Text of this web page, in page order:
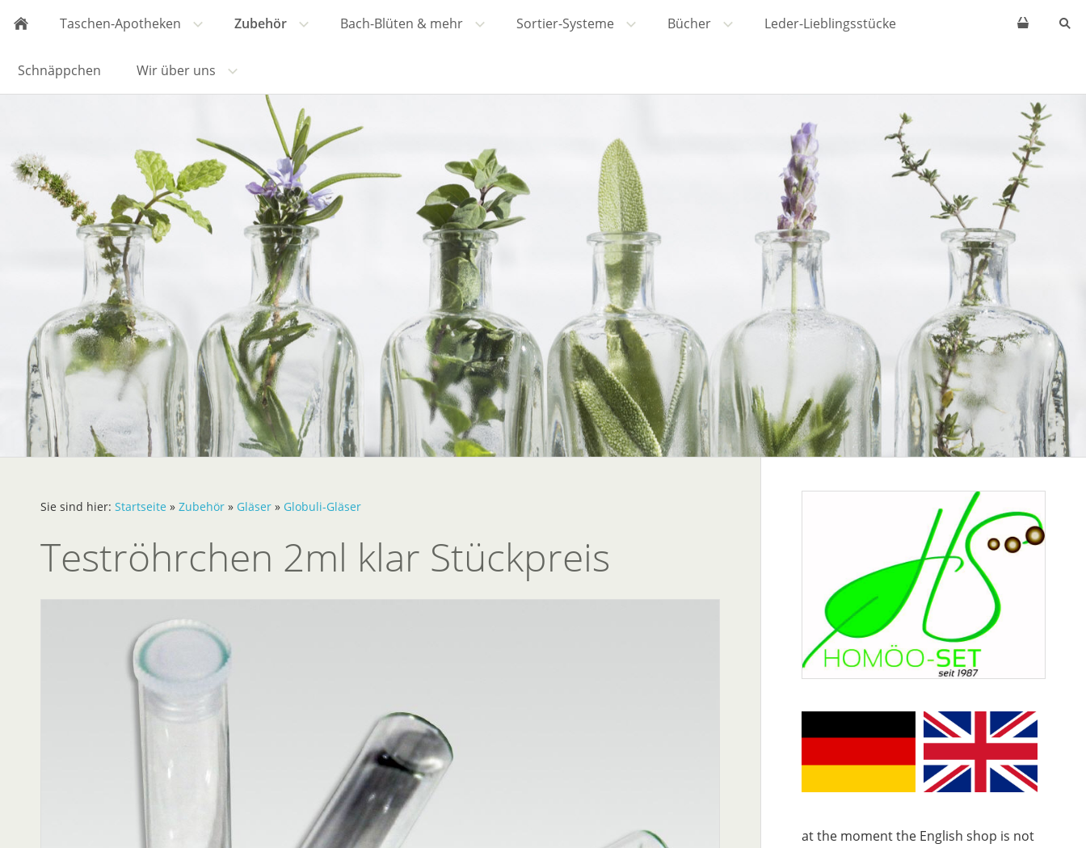
Taschen-Apotheken Zubehör Bach-Blüten & mehr Sortier-Systeme Bücher Leder-Lieblingsstücke
Schnäppchen Wir über uns
Sie sind hier: Startseite » Zubehör » Gläser » Globuli-Gläser
Teströhrchen 2ml klar Stückpreis
at the moment the English shop is not